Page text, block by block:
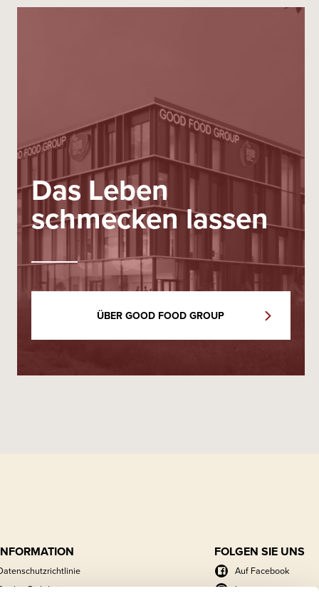
Das Leben
schmecken lassen
ÜBER GOOD FOOD GROUP
Richtlinie
FOLGEN SIE UNS
Auf Facebook
Instagram